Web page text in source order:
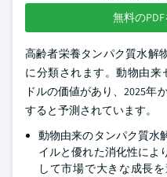
無料の
高齢者栄養タンパク質水解
に分類されます。動物由来
ドルの価値があり、2025年
すると予測されています。
動物由来のタンパク質水
イルと優れた消化性によ
して市場で大きな成長